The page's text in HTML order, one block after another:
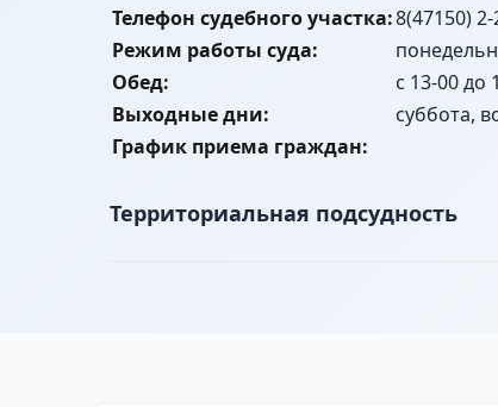
Телефон судебного участка:8(47150)
Режим работы суда:
Обед:
с 13-00 до
Выходные дни:
суббота,
График приема граждан:
Территориальная подсудность